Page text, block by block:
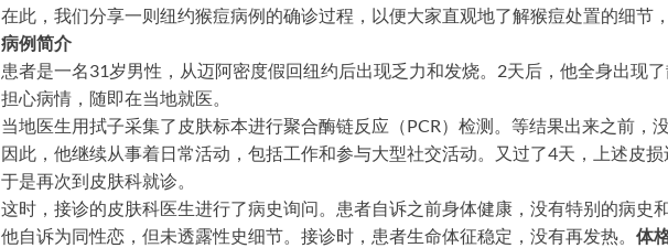
在此，我们分享一则纽约猴痘病例的确诊过程，以便大家直观地了解猴痘处置的细节
病例简介
患者是一名31岁男性，从迈阿密度假回纽约后出现乏力和发烧。2天后，他全身出现
担心病情，随即在当地就医。
当地医生用拭子采集了皮肤标本进行聚合酶链反应（PCR）检测。等结果出来之前，
因此，他继续从事着日常活动，包括工作和参与大型社交活动。又过了4天，上述皮损
于是再次到皮肤科就诊。
这时，接诊的皮肤科医生进行了病史询问。患者自诉之前身体健康，没有特别的病史
他自诉为同性恋，但未透露性史细节。接诊时，患者生命体征稳定，没有再发热。 体